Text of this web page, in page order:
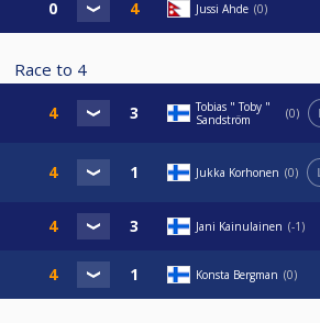
Jussi Ahde 0
Race to 4
Tobias " Toby "
Sandström
0
Jukka Korhonen 0
Jani Kainulainen -1
Konsta Bergman 0